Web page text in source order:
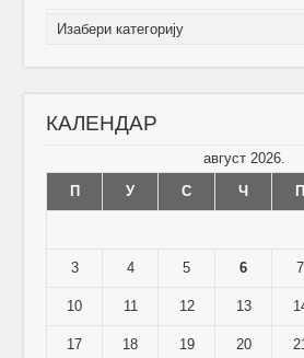
КАТЕГОРИЈЕ
КАЛЕНДАР
август 2026.
П
У С Ч П
3 4 5 6 7
10 11 12 13
17 18 19 20 21